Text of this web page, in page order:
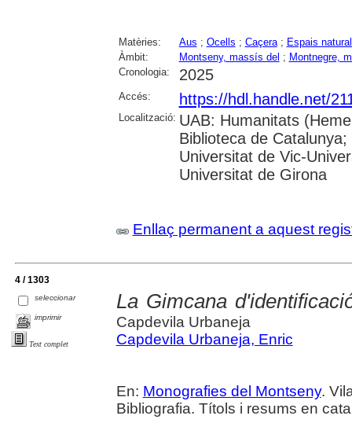
Matèries: Aus ; Ocells ; Caçera; Espais
Àmbit:
Montseny, massís del ; Montnegre,
Cronologia:
2025
Accés: https://hdl.handle.net/
Localització: UAB: Humanitats
Biblioteca de
Universitat de Vic-
Universitat de Girona
Enllaç permanent a aquest
4 / 1303
seleccionar
imprimir
Text complet
La Gimcana
Capdevila Urbaneja
Capdevila Urbaneja, Enric
En: Monografies del Montseny.
Bibliografia. Títols i resums en